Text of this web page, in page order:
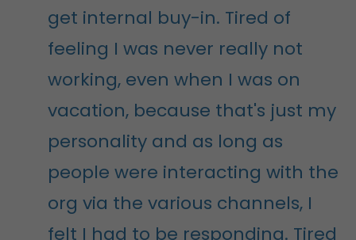
get internal buy-in. Tired of
feeling I was never really not
working, even when I was on
vacation, because that's just my
personality and as long as
people were interacting with the
org via the various channels, I
felt I had to be responding. Tired